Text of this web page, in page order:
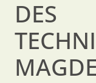
DES